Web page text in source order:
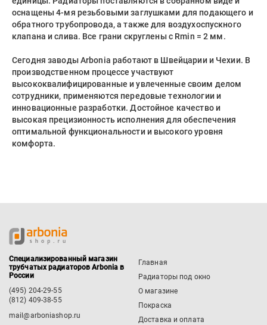
оснащены 4-мя резьбовыми заглушками для подающего и
обратного трубопровода, а также для воздухоспускного
клапана и слива. Все грани скруглены с Rmin = 2 мм.
Сегодня заводы Arbonia работают в Швейцарии и Чехии. В
производственном процессе участвуют
высококвалифицированные и увлеченные своим делом
сотрудники, применяются передовые технологии и
инновационные разработки. Достойное качество и
высокая прецизионность исполнения для обеспечения
оптимальной функциональности и высокого уровня
комфорта.
Специализированный магазин
трубчатых радиаторов Arbonia в
России
(495) 204-29-55
(812) 409-38-55
mail@arboniashop.ru
Главная
Радиаторы под окно
О магазине
Покраска
Доставка и оплата